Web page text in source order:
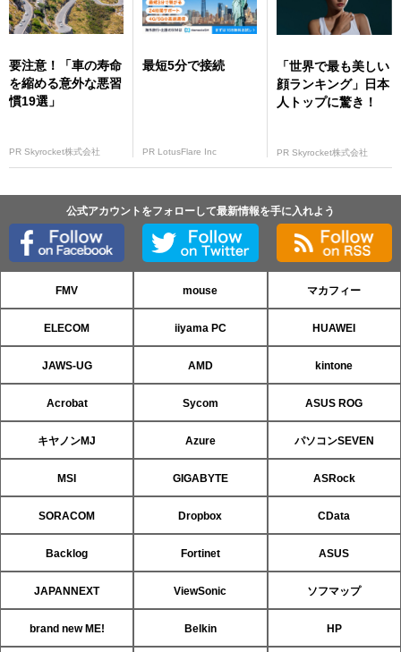
要注意！「車の寿命
を縮める意外な悪習
慣19選」
PR Skyrocket株式会社
最短5分で接続
PR LotusFlare Inc
「世界で最も美しい
顔ランキング」日本
人トップに驚き！
PR Skyrocket株式会社
公式アカウントをフォローして最新情報を手に入れよう
FMV mouse マカフィー
ELECOM iiyama PC HUAWEI
JAWS-UG AMD kintone
Acrobat Sycom ASUS ROG
キヤノンMJ Azure パソコンSEVEN
MSI GIGABYTE ASRock
SORACOM Dropbox CData
Backlog Fortinet ASUS
JAPANNEXT ViewSonic ソフマップ
brand new ME! Belkin HP